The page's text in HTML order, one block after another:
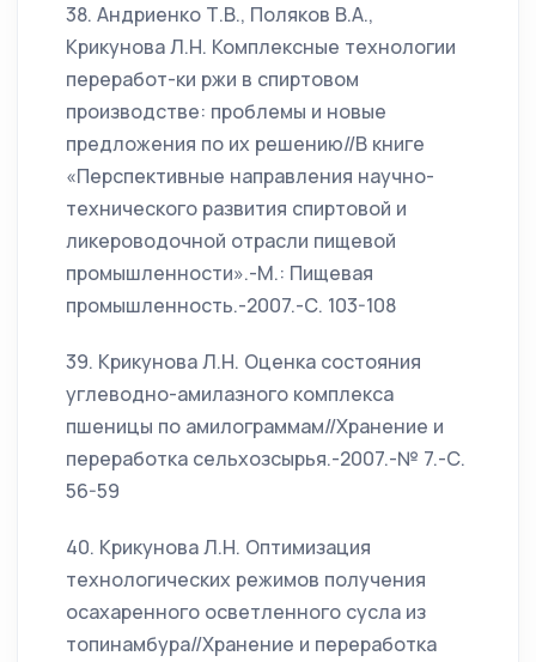
38. Андриенко Т.В., Поляков В.А.,
Крикунова Л.Н. Комплексные технологии
переработ-ки ржи в спиртовом
производстве: проблемы и новые
предложения по их решению//В книге
«Перспективные направления научно-
технического развития спиртовой и
ликероводочной отрасли пищевой
промышленности».-М.: Пищевая
промышленность.-2007.-С. 103-108
39. Крикунова Л.Н. Оценка состояния
углеводно-амилазного комплекса
пшеницы по амилограммам//Хранение и
переработка сельхозсырья.-2007.-№ 7.-С.
56-59
40. Крикунова Л.Н. Оптимизация
технологических режимов получения
осахаренного осветленного сусла из
топинамбура//Хранение и переработка